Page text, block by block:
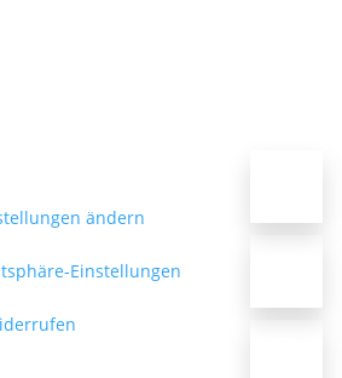
ändern
Einstellungen